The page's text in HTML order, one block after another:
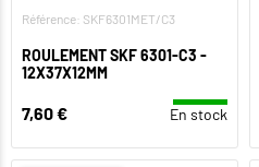
Référence: SKF6301MET/C3
ROULEMENT SKF 6301-C3 -
12X37X12MM
7,60 € En stock